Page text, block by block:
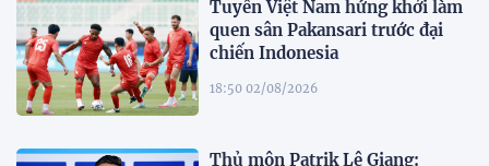
Tuyển Việt Nam hứng khởi làm
quen sân Pakansari trước đại
chiến Indonesia
18:50 02/08/2026
Thủ môn Patrik Lê Giang: